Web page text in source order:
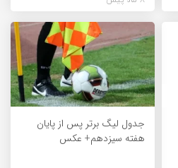
جدول لیگ برتر پس از پایان
هفته سیزدهم+ عکس